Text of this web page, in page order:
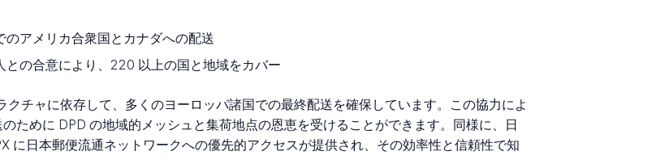
アメリカ合衆国とカナダへの配送
との合意により、220 以上の国と地域をカバー
チャに依存して、多くのヨーロッパ諸国での最終配送を確保しています。この協力によ
ために DPD の地域的メッシュと集荷地点の恩恵を受けることができます。同様に、日
に日本郵便流通ネットワークへの優先的アクセスが提供され、その効率性と信頼性で知